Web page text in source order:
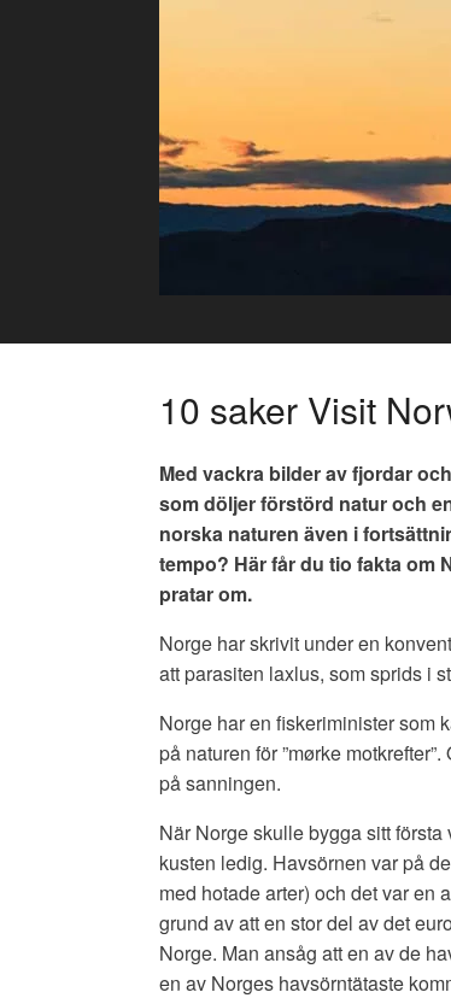
10 saker Visit
Med vackra bilder av fjordar
som döljer förstörd natur och
norska naturen även i
tempo? Här får du tio fakta om
pratar om.
Norge har skrivit under en
att parasiten laxlus, som sprids i
Norge har en fiskeriminister som
på naturen för ”mørke
på sanningen.
När Norge skulle bygga sitt
kusten ledig. Havsörnen var på
med hotade arter) och det var en
grund av att en stor del av det
Norge. Man ansåg att en av de
en av Norges havsörntätaste